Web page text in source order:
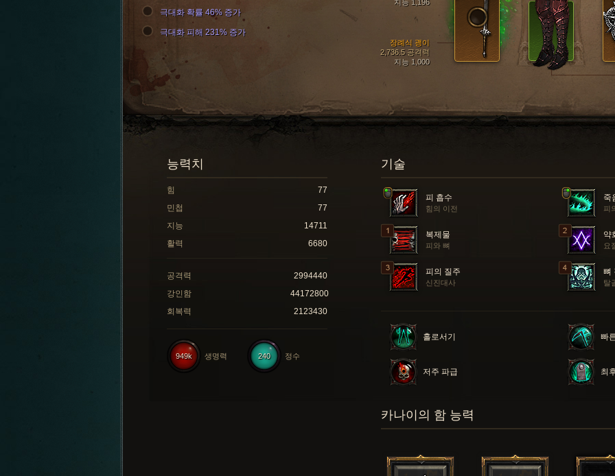
지능 1,196
장례식 괭이
2,736.5 공격력
지능 1,000
극대화 확률 46% 증가
극대화 피해 231% 증가
기술
피 흡수
힘의 이전
죽
피
복제물
피와 뼈
약
요
피의 질주
신진대사
뼈
탈
홀로서기 빠
저주 파급 최
능력치
힘
77
민첩
77
지능
14711
활력
6680
공격력
2994440
강인함
44172800
회복력
2123430
240 정수
949k 생명력
카나이의 함 능력